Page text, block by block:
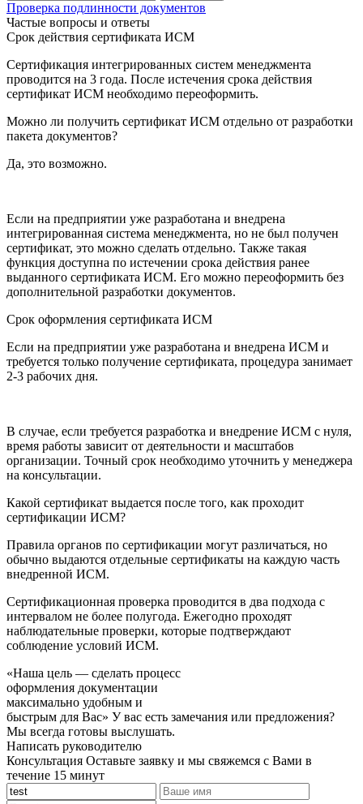
Проверка подлинности документов
Частые вопросы и ответы
Срок действия сертификата ИСМ
Сертификация интегрированных систем менеджмента
проводится на 3 года. После истечения срока действия
сертификат ИСМ необходимо переоформить.
Можно ли получить сертификат ИСМ отдельно от разработки
пакета документов?
Да, это возможно.
Если на предприятии уже разработана и внедрена
интегрированная система менеджмента, но не был получен
сертификат, это можно сделать отдельно. Также такая
функция доступна по истечении срока действия ранее
выданного сертификата ИСМ. Его можно переоформить без
дополнительной разработки документов.
Срок оформления сертификата ИСМ
Если на предприятии уже разработана и внедрена ИСМ и
требуется только получение сертификата, процедура занимает
2-3 рабочих дня.
В случае, если требуется разработка и внедрение ИСМ с нуля,
время работы зависит от деятельности и масштабов
организации. Точный срок необходимо уточнить у менеджера
на консультации.
Какой сертификат выдается после того, как проходит
сертификации ИСМ?
Правила органов по сертификации могут различаться, но
обычно выдаются отдельные сертификаты на каждую часть
внедренной ИСМ.
Сертификационная проверка проводится в два подхода с
интервалом не более полугода. Ежегодно проходят
наблюдательные проверки, которые подтверждают
соблюдение условий ИСМ.
«Наша цель — сделать процесс
оформления документации
максимально удобным и
быстрым для Вас» У вас есть замечания или предложения?
Мы всегда готовы выслушать.
Написать руководителю
Консультация Оставьте заявку и мы свяжемся с Вами в
течение 15 минут